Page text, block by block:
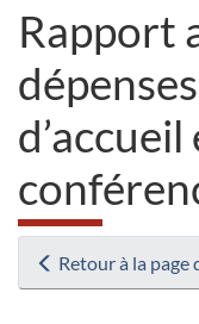
Rapport
d’accueil
Retour à la page